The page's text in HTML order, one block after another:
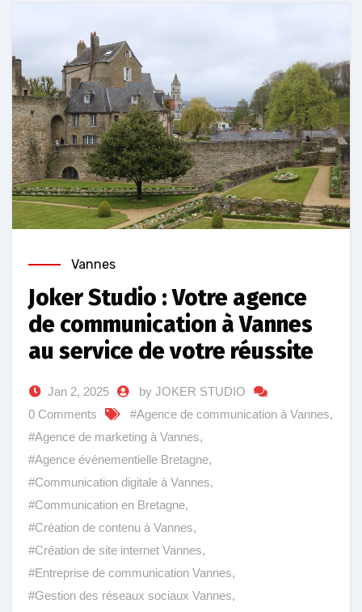
Vannes
Joker Studio : Votre agence
de communication à Vannes
au service de votre réussite
Jan 2, 2025
by JOKER STUDIO
0 Comments
#Agence de communication à Vannes,
#Agence de marketing à Vannes,
#Agence événementielle Bretagne,
#Communication digitale à Vannes,
#Communication en Bretagne,
#Création de contenu à Vannes,
#Création de site internet Vannes,
#Entreprise de communication Vannes,
#Gestion des réseaux sociaux Vannes,